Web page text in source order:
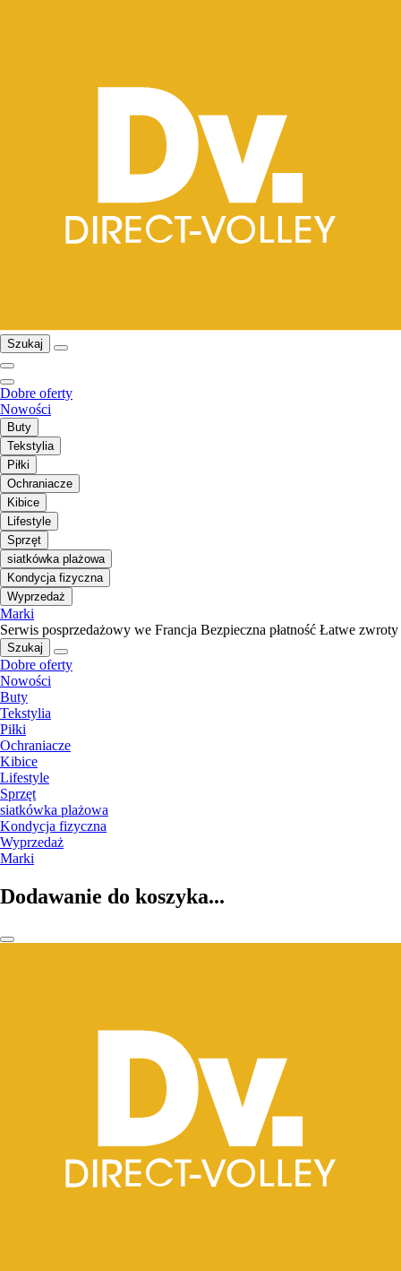
Szukaj
Dobre oferty
Nowości
Buty
Tekstylia
Piłki
Ochraniacze
Kibice
Lifestyle
Sprzęt
siatkówka plażowa
Kondycja fizyczna
Wyprzedaż
Marki
Serwis posprzedażowy we Francja Bezpieczna płatność Łatwe zwroty
Szukaj
Dobre oferty
Nowości
Buty
Tekstylia
Piłki
Ochraniacze
Kibice
Lifestyle
Sprzęt
siatkówka plażowa
Kondycja fizyczna
Wyprzedaż
Marki
Dodawanie do koszyka...